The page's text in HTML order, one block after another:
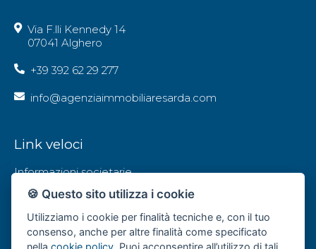
Via F.lli Kennedy 14
07041 Alghero
+39 392 62 29 277
info@agenziaimmobiliaresarda.com
Link veloci
Informazioni societarie
Privacy Policy
Contatti
🍪 Questo sito utilizza i cookie
Utilizziamo i cookie per finalità tecniche e, con il tuo
consenso, anche per altre finalità come specificato
nellacookie policy . Puoi acconsentire all’utilizzo di tali